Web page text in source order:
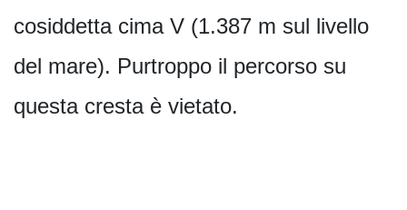
cosiddetta cima V (1.387 m sul livello
del mare). Purtroppo il percorso su
questa cresta è vietato.